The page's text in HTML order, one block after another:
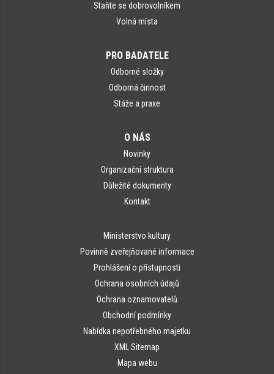
Staňte se dobrovolníkem
Volná místa
PRO BADATELE
Odborné složky
Odborná činnost
Stáže a praxe
O NÁS
Novinky
Organizační struktura
Důležité dokumenty
Kontakt
Ministerstvo kultury
Povinně zveřejňované informace
Prohlášení o přístupnosti
Ochrana osobních údajů
Ochrana oznamovatelů
Obchodní podmínky
Nabídka nepotřebného majetku
XML Sitemap
Mapa webu